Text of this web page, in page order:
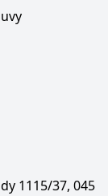
1115/37, 045